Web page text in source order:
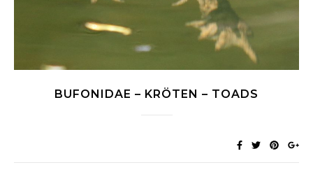
BUFONIDAE – KRÖTEN – TOADS